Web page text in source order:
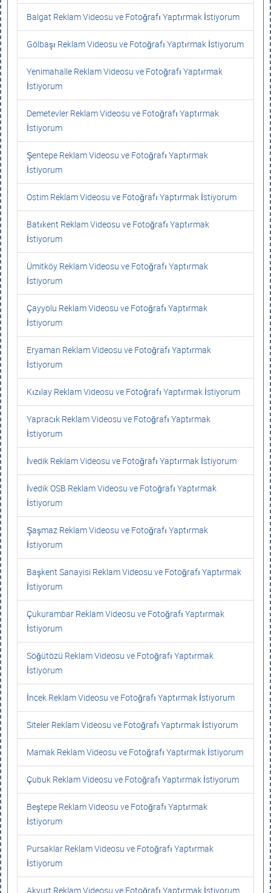
Balgat Reklam Videosu ve Fotoğrafı Yaptırmak İstiyorum
Gölbaşı Reklam Videosu ve Fotoğrafı Yaptırmak İstiyorum
Yenimahalle Reklam Videosu ve Fotoğrafı Yaptırmak
İstiyorum
Demetevler Reklam Videosu ve Fotoğrafı Yaptırmak
İstiyorum
Şentepe Reklam Videosu ve Fotoğrafı Yaptırmak
İstiyorum
Ostim Reklam Videosu ve Fotoğrafı Yaptırmak İstiyorum
Batıkent Reklam Videosu ve Fotoğrafı Yaptırmak
İstiyorum
Ümitköy Reklam Videosu ve Fotoğrafı Yaptırmak
İstiyorum
Çayyolu Reklam Videosu ve Fotoğrafı Yaptırmak
İstiyorum
Eryaman Reklam Videosu ve Fotoğrafı Yaptırmak
İstiyorum
Kızılay Reklam Videosu ve Fotoğrafı Yaptırmak İstiyorum
Yapracık Reklam Videosu ve Fotoğrafı Yaptırmak
İstiyorum
İvedik Reklam Videosu ve Fotoğrafı Yaptırmak İstiyorum
İvedik OSB Reklam Videosu ve Fotoğrafı Yaptırmak
İstiyorum
Şaşmaz Reklam Videosu ve Fotoğrafı Yaptırmak
İstiyorum
Başkent Sanayisi Reklam Videosu ve Fotoğrafı Yaptırmak
İstiyorum
Çukurambar Reklam Videosu ve Fotoğrafı Yaptırmak
İstiyorum
Söğütözü Reklam Videosu ve Fotoğrafı Yaptırmak
İstiyorum
İncek Reklam Videosu ve Fotoğrafı Yaptırmak İstiyorum
Siteler Reklam Videosu ve Fotoğrafı Yaptırmak İstiyorum
Mamak Reklam Videosu ve Fotoğrafı Yaptırmak İstiyorum
Çubuk Reklam Videosu ve Fotoğrafı Yaptırmak İstiyorum
Beştepe Reklam Videosu ve Fotoğrafı Yaptırmak
İstiyorum
Pursaklar Reklam Videosu ve Fotoğrafı Yaptırmak
İstiyorum
Akyurt Reklam Videosu ve Fotoğrafı Yaptırmak İstiyorum